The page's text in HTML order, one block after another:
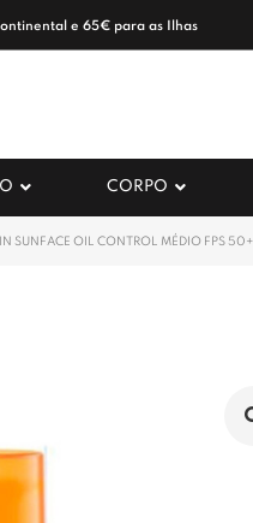
e 65€ para as Ilhas
CORPO
SUNFACE OIL CONTROL MÉDIO FPS